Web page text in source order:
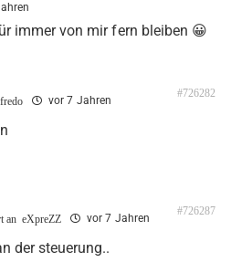
immer von mir fern bleiben 😀
vor 7 Jahren
#726282
an eXpreZZ vor 7 Jahren
#726287
der steuerung..